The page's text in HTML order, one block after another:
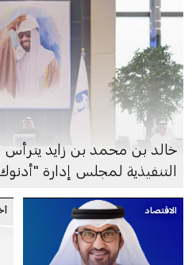
خالد بن محمد بن زايد يترأس
التنفيذية لمجلس إدارة
الاقتصاد